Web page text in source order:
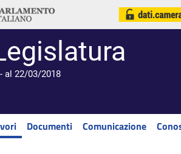
al 22/03/2018
Documenti Comunicazione